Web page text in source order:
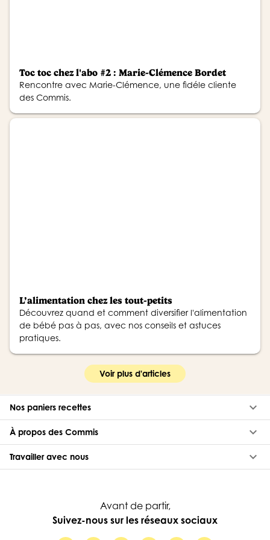
Toc toc chez l'abo #2 : Marie-Clémence Bordet
Rencontre avec Marie-Clémence, une fidéle cliente
des Commis.
L’alimentation chez les tout-petits
Découvrez quand et comment diversifier l'alimentation
de bébé pas à pas, avec nos conseils et astuces
pratiques.
Voir plus d'articles
Nos paniers recettes keyboard_arrow_down
À propos des Commis keyboard_arrow_down
Travailler avec nous keyboard_arrow_down
Avant de partir,
Suivez-nous sur les réseaux sociaux